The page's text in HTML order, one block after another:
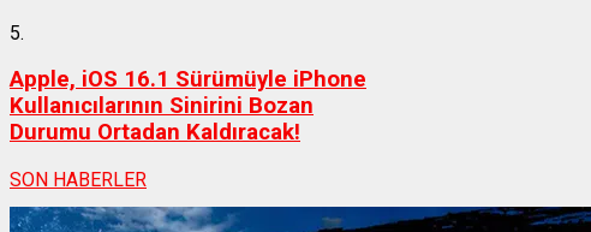
5.
Apple, iOS 16.1 Sürümüyle iPhone
Kullanıcılarının Sinirini Bozan
Durumu Ortadan Kaldıracak!
SON HABERLER